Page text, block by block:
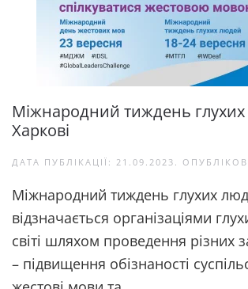
Міжнародний тиждень
Харкові
ДАТА ПУБЛІКАЦІЇ: 21.09.2023 .
Міжнародний тиждень глухих
відзначається організаціями
світі шляхом проведення різних
– підвищення обізнаності